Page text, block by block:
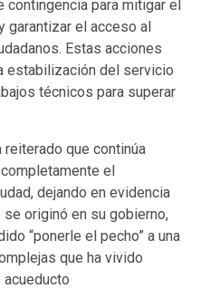
contingencia para mitigar el
garantizar el acceso al
Estas acciones
estabilización del servicio
técnicos para superar
reiterado que continúa
el
dejando en evidencia
se originó en su gobierno,
“ponerle el pecho” a una
que ha vivido